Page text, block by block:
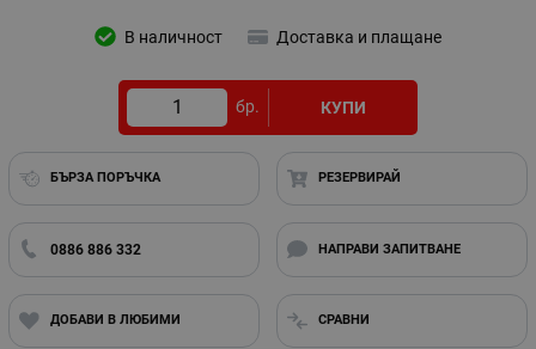
В наличност Доставка и плащане
бр. КУПИ
БЪРЗА ПОРЪЧКА РЕЗЕРВИРАЙ
0886 886 332 НАПРАВИ ЗАПИТВАНЕ
ДОБАВИ В ЛЮБИМИ СРАВНИ